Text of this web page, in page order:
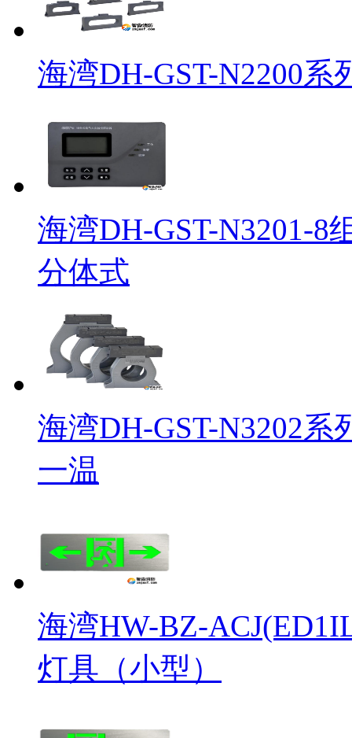
海湾DH-GST-N2200
海湾DH-GST-N3201-8
分体式
海湾DH-GST-N3202
一温
海湾HW-BZ-
灯具（小型）